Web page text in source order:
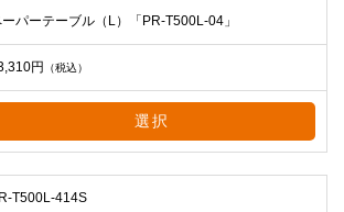
パーテーブル（L）「PR-T500L-04」
円 （税込）
選択
T500L-414S